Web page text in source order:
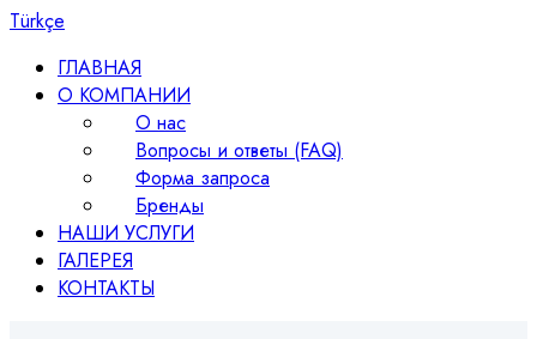
Türkçe
ГЛАВНАЯ
О КОМПАНИИ
О нас
Вопросы и ответы (FAQ)
Форма запроса
Бренды
НАШИ УСЛУГИ
ГАЛЕРЕЯ
КОНТАКТЫ